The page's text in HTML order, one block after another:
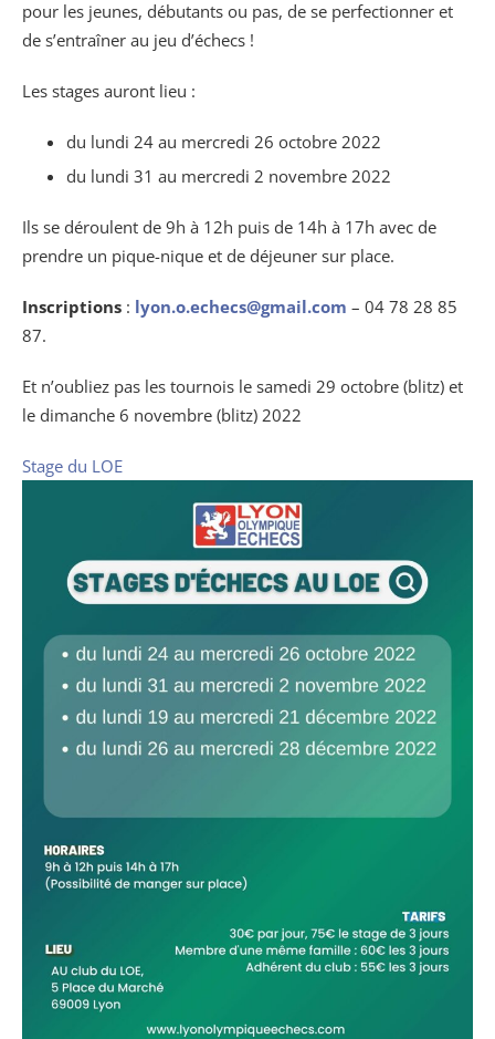
pour les jeunes, débutants ou pas, de se perfectionner et
de s’entraîner au jeu d’échecs !
Les stages auront lieu :
du lundi 24 au mercredi 26 octobre 2022
du lundi 31 au mercredi 2 novembre 2022
Ils se déroulent de 9h à 12h puis de 14h à 17h avec de
prendre un pique-nique et de déjeuner sur place.
Inscriptions : lyon.o.echecs@gmail.com – 04 78 28 85
87.
Et n’oubliez pas les tournois le samedi 29 octobre (blitz) et
le dimanche 6 novembre (blitz) 2022
Stage du LOE